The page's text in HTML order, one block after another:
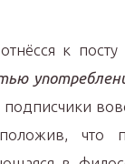
к посту
что